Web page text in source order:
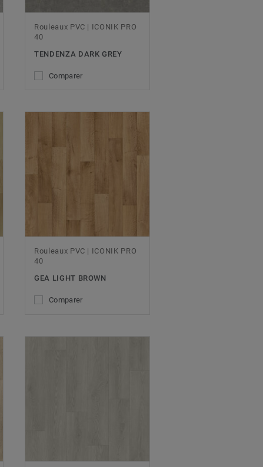
Rouleaux PVC | ICONIK PRO
40
TENDENZA DARK GREY
Comparer
Rouleaux PVC | ICONIK PRO
40
GEA LIGHT BROWN
Comparer